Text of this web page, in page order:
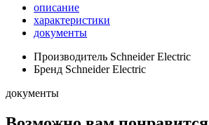
описание
характеристики
документы
Производитель Schneider Electric
Бренд Schneider Electric
документы